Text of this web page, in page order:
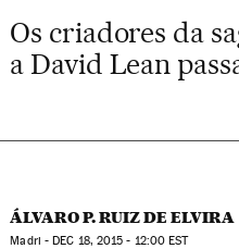
Os criadores da
a David Lean
ÁLVARO P. RUIZ DE ELVIRA
Madri -DEC 18, 2015 - 12:00 EST